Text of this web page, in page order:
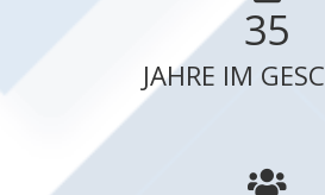
35
JAHRE IM